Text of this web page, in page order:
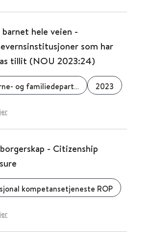
hele veien -
som har
tillit (NOU 2023:24)
Barne- og familiedepartementet 2023
- Citizenship
kompetansetjeneste ROP